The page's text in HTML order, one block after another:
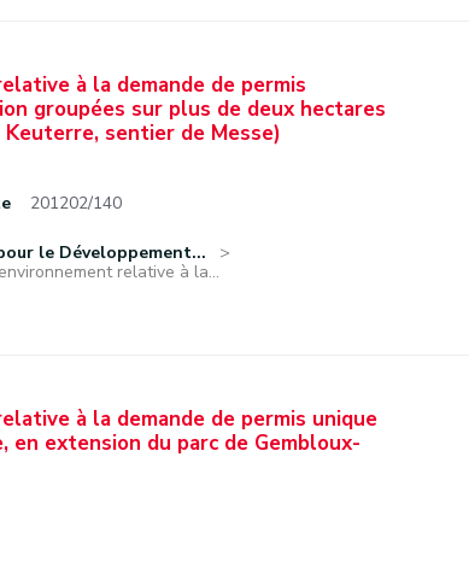
à la demande de permis
groupées sur plus de deux hectares
sentier de Messe)
201202/140
le Développement...
relative à la...
à la demande de permis unique
en extension du parc de Gembloux-